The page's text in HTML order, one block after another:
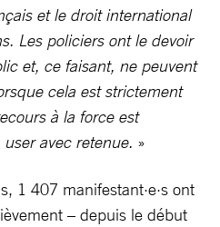
et le droit international
Les policiers ont le devoir
et, ce faisant, ne peuvent
cela est strictement
à la force est
avec retenue. »
1 407 manifestant·e·s ont
– depuis le début